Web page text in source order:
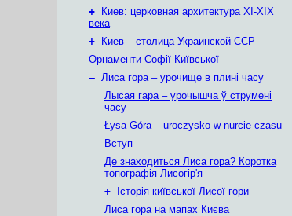
+
Киев: церковная архитектура XI-XIX
века
+
Киев – столица Украинской ССР
Орнаменти Софії Київської
– Лиса гора – урочище в плині часу
Лысая гара – урочышча ў струмені
часу
Łysa Góra – uroczysko w nurcie czasu
Вступ
Де знаходиться Лиса гора? Коротка
топографія Лисогір'я
+
Історія київської Лисої гори
Лиса гора на мапах Києва